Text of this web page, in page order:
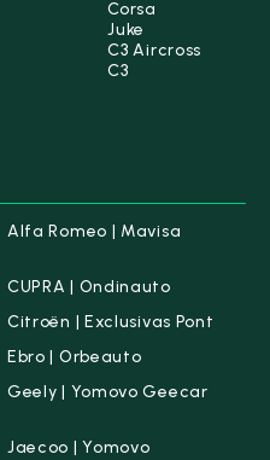
Corsa
Juke
C3 Aircross
C3
Alfa Romeo | Mavisa
CUPRA | Ondinauto
Citroën | Exclusivas Pont
Ebro | Orbeauto
Geely | Yomovo Geecar
Jaecoo | Yomovo